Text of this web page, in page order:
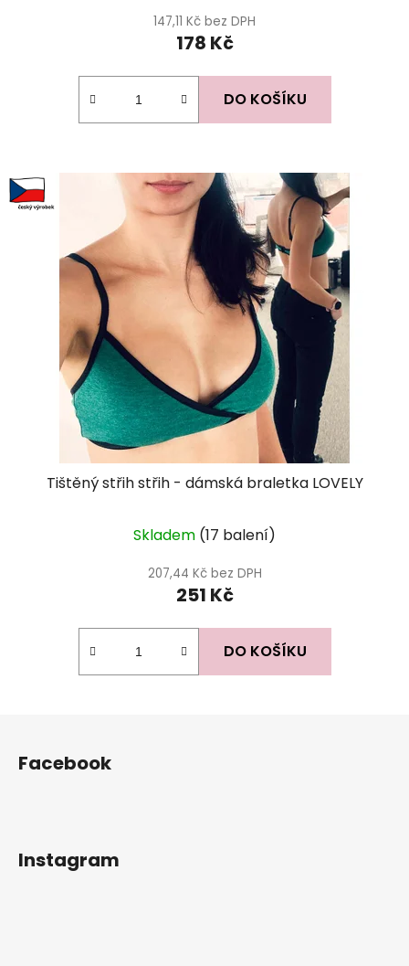
147,11 Kč bez DPH
178 Kč
DO KOŠÍKU
Tištěný střih střih - dámská braletka LOVELY
hodnocení
produktu
je
Skladem (17 balení)
207,44 Kč bez DPH
251 Kč
DO KOŠÍKU
Facebook
Instagram